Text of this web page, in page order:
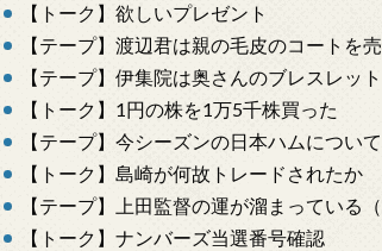
【トーク】欲しいプレゼント
【テープ】渡辺君は親の毛皮のコートを
【テープ】伊集院は奥さんのブレスレッ
【トーク】1円の株を1万5千株買った
【テープ】今シーズンの日本ハムについ
【トーク】島崎が何故トレードされたか
【テープ】上田監督の運が溜まっている
【トーク】ナンバーズ当選番号確認